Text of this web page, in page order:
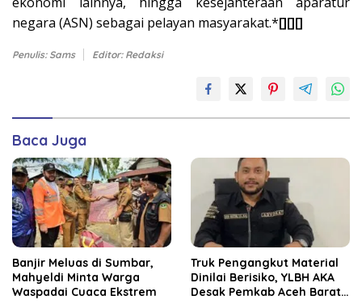
negara (ASN) sebagai pelayan masyarakat.*[][][]
Penulis: Sams Editor: Redaksi
Baca Juga
Banjir Meluas di Sumbar,
Mahyeldi Minta Warga
Waspadai Cuaca Ekstrem
Truk Pengangkut Material
Dinilai Berisiko, YLBH AKA
Desak Pemkab Aceh Barat